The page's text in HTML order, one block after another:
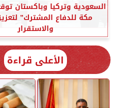
السعودية وتركيا وباكستان
مكة للدفاع المشترك”
والاستقرار
الأعلى قراءة